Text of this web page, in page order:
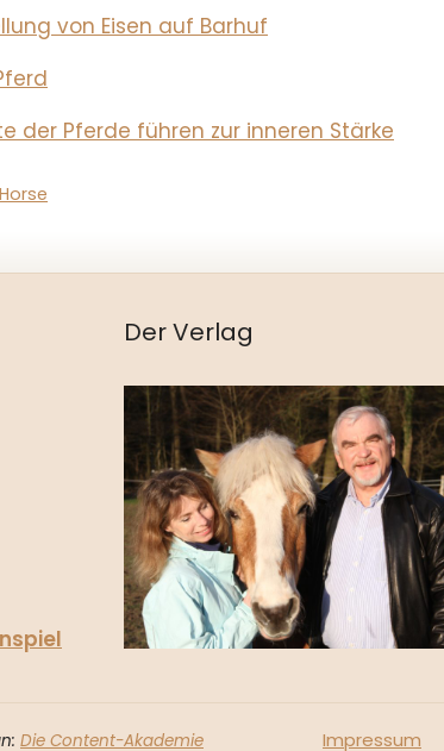
von Eisen auf Barhuf
der Pferde führen zur inneren Stärke
Der Verlag
Impressum
Die Content-Akademie